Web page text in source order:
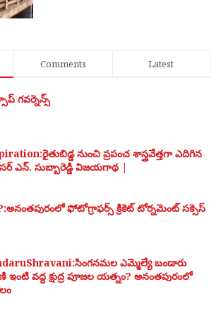
Comments Latest
గవర్నెన్స్
నుంచి ప్రపంచ శాస్త్రవేత్తగా ఎదిగిన
ఎన్. సుబ్బారెడ్డి విజయగాథ |
ఫోటోగ్రాఫర్స్ క్రికెట్ టోర్నమెంట్ సక్సెస్
ఎమ్మెల్యే బండారు
ఇంటి వద్ద క్షుద్ర పూజల యత్నం? అనంతపురంలో